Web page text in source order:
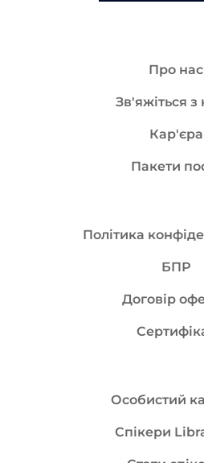
Про нас
Зв'яжіться з
Кар'єра
Пакети
Політика
БПР
Договір
Особистий
Спікери